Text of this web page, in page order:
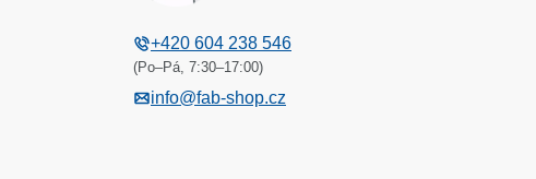
+420 604 238 546
(Po–Pá, 7:30–17:00)
info@fab-shop.cz